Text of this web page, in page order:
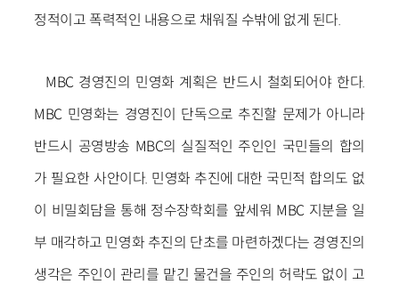
정적이고 폭력적인 내용으로 채워질 수밖에 없게 된다.
MBC 경영진의 민영화 계획은 반드시 철회되어야 한다.
MBC 민영화는 경영진이 단독으로 추진할 문제가 아니라
반드시 공영방송 MBC의 실질적인 주인인 국민들의 합의
가 필요한 사안이다. 민영화 추진에 대한 국민적 합의도 없
이 비밀회담을 통해 정수장학회를 앞세워 MBC 지분을 일
부 매각하고 민영화 추진의 단초를 마련하겠다는 경영진의
생각은 주인이 관리를 맡긴 물건을 주인의 허락도 없이 고